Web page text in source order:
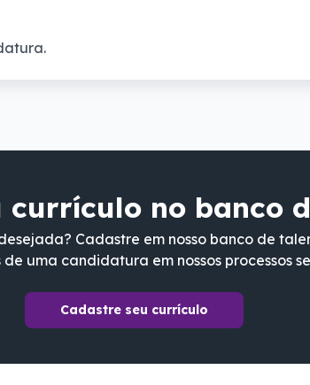
currículo no banco
Cadastre em nosso banco de
de uma candidatura em nossos processos
Cadastre seu currículo